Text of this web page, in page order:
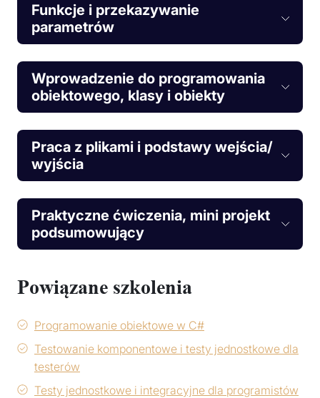
Funkcje i przekazywanie
parametrów
Wprowadzenie do programowania
obiektowego, klasy i obiekty
Praca z plikami i podstawy wejścia/
wyjścia
Praktyczne ćwiczenia, mini projekt
podsumowujący
Powiązane szkolenia
Programowanie obiektowe w C#
Testowanie komponentowe i testy jednostkowe dla
testerów
Testy jednostkowe i integracyjne dla programistów